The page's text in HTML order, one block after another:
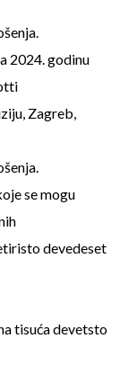
2024. godinu
Zagreb,
se mogu
devedeset
tisuća devetsto